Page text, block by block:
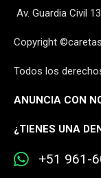
Av. Guardia Civil
Copyright
Todos los
ANUNCIA CON
¿TIENES UNA
+51 961-